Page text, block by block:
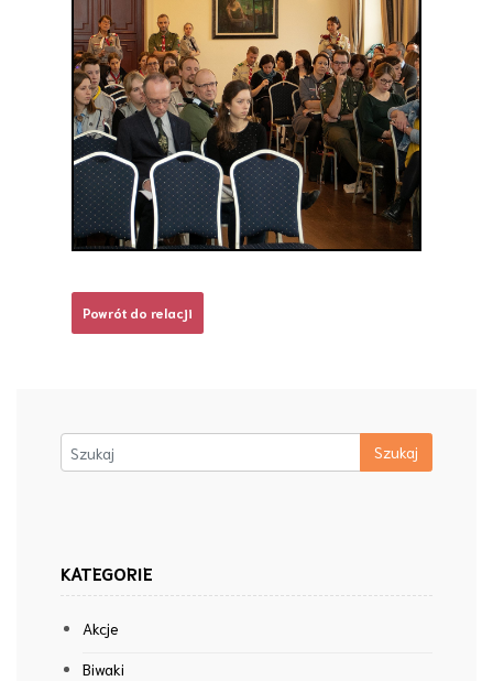
Powrót do relacji
KATEGORIE
Akcje
Biwaki